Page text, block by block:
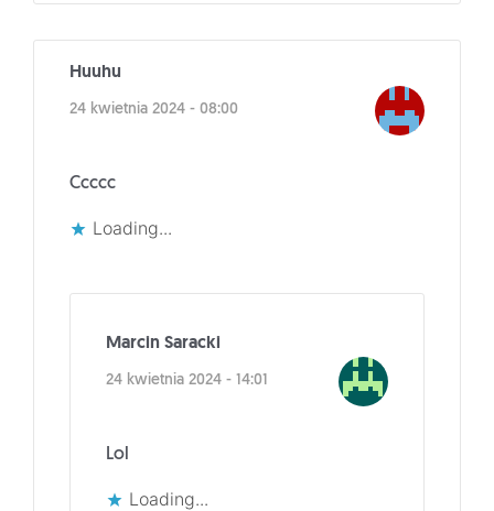
Huuhu
24 kwietnia 2024 - 08:00
Ccccc
Loading...
Marcin Saracki
24 kwietnia 2024 - 14:01
Lol
Loading...